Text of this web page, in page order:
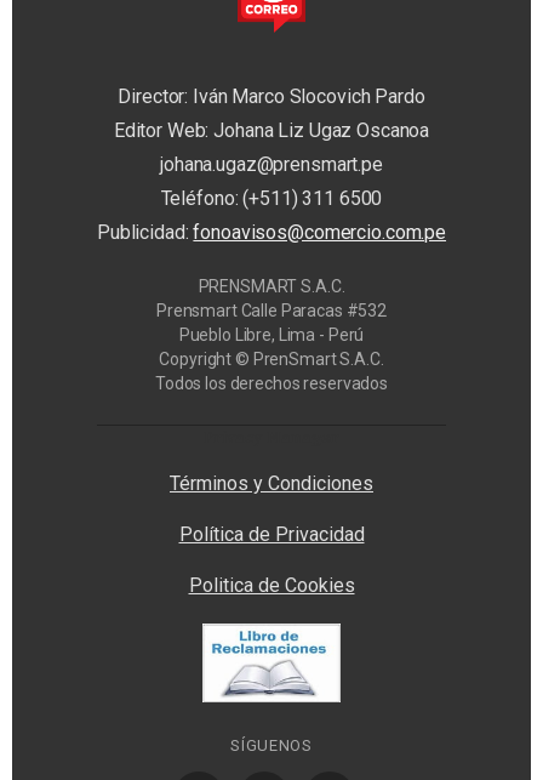
Director: Iván Marco Slocovich Pardo
Editor Web: Johana Liz Ugaz Oscanoa
johana.ugaz@prensmart.pe
Teléfono: (+511) 311 6500
Publicidad:fonoavisos@comercio.com.pe
PRENSMART S.A.C.
Prensmart Calle Paracas #532
Pueblo Libre, Lima - Perú
Copyright © PrenSmart S.A.C.
Todos los derechos reservados
Términos y Condiciones
Política de Privacidad
Politica de Cookies
SÍGUENOS